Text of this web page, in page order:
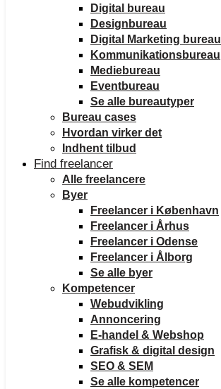
Digital bureau
Designbureau
Digital Marketing bureau
Kommunikationsbureau
Mediebureau
Eventbureau
Se alle bureautyper
Bureau cases
Hvordan virker det
Indhent tilbud
Find freelancer
Alle freelancere
Byer
Freelancer i København
Freelancer i Århus
Freelancer i Odense
Freelancer i Ålborg
Se alle byer
Kompetencer
Webudvikling
Annoncering
E-handel & Webshop
Grafisk & digital design
SEO & SEM
Se alle kompetencer